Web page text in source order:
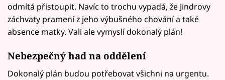
odmítá přistoupit. Navíc to trochu vypadá, že Jindrovy
záchvaty pramení z jeho výbušného chování a také
absence matky. Vali ale vymyslí dokonalý plán!
Nebezpečný had na oddělení
Dokonalý plán budou potřebovat všichni na urgentu.